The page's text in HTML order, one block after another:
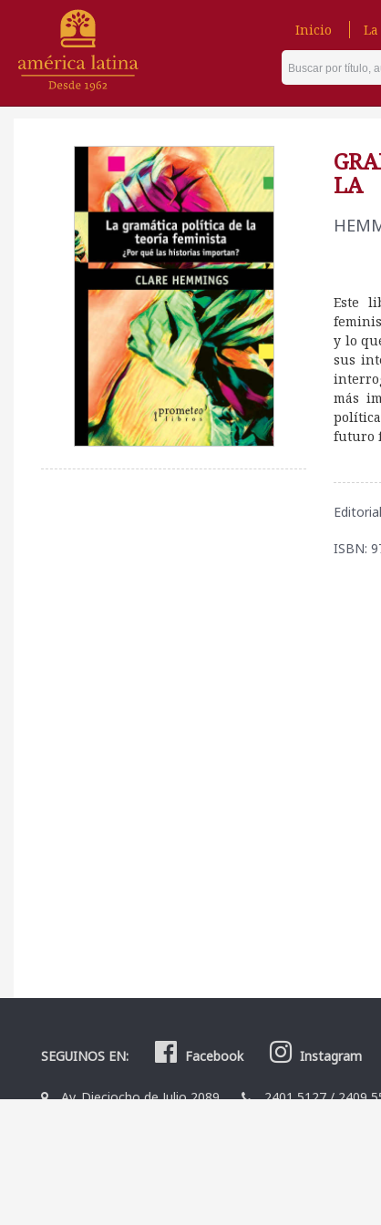
Inicio
LA
Este
y lo
sus
más
futuro
ISBN:
SEGUINOS EN: Facebook Instagram
Av. Dieciocho de Julio 2089 2401 5127/2409